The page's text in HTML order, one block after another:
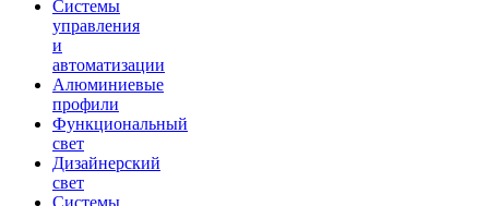
Системы
управления
и
автоматизации
Алюминиевые
профили
Функциональный
свет
Дизайнерский
свет
Системы